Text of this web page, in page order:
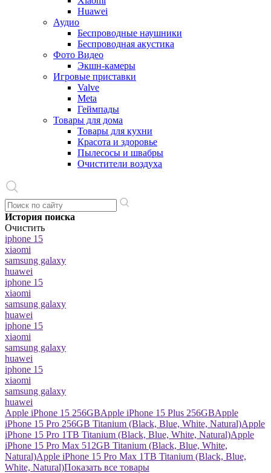
Huawei
Аудио
Беспроводные наушники
Беспроводная акустика
Фото Видео
Экшн-камеры
Игровые приставки
Valve
Meta
Геймпады
Товары для дома
Товары для кухни
Красота и здоровье
Пылесосы и швабры
Очистители воздуха
История поиска
Очистить
iphone 15
xiaomi
samsung galaxy
huawei
iphone 15
xiaomi
samsung galaxy
huawei
iphone 15
xiaomi
samsung galaxy
huawei
iphone 15
xiaomi
samsung galaxy
huawei
Apple iPhone 15 256GBApple iPhone 15 Plus 256GBApple
iPhone 15 Pro 256GB Titanium (Black, Blue, White, Natural)Apple
iPhone 15 Pro 1TB Titanium (Black, Blue, White, Natural)Apple
iPhone 15 Pro Max 512GB Titanium (Black, Blue, White,
Natural)Apple iPhone 15 Pro Max 1TB Titanium (Black, Blue,
White, Natural)Показать все товары